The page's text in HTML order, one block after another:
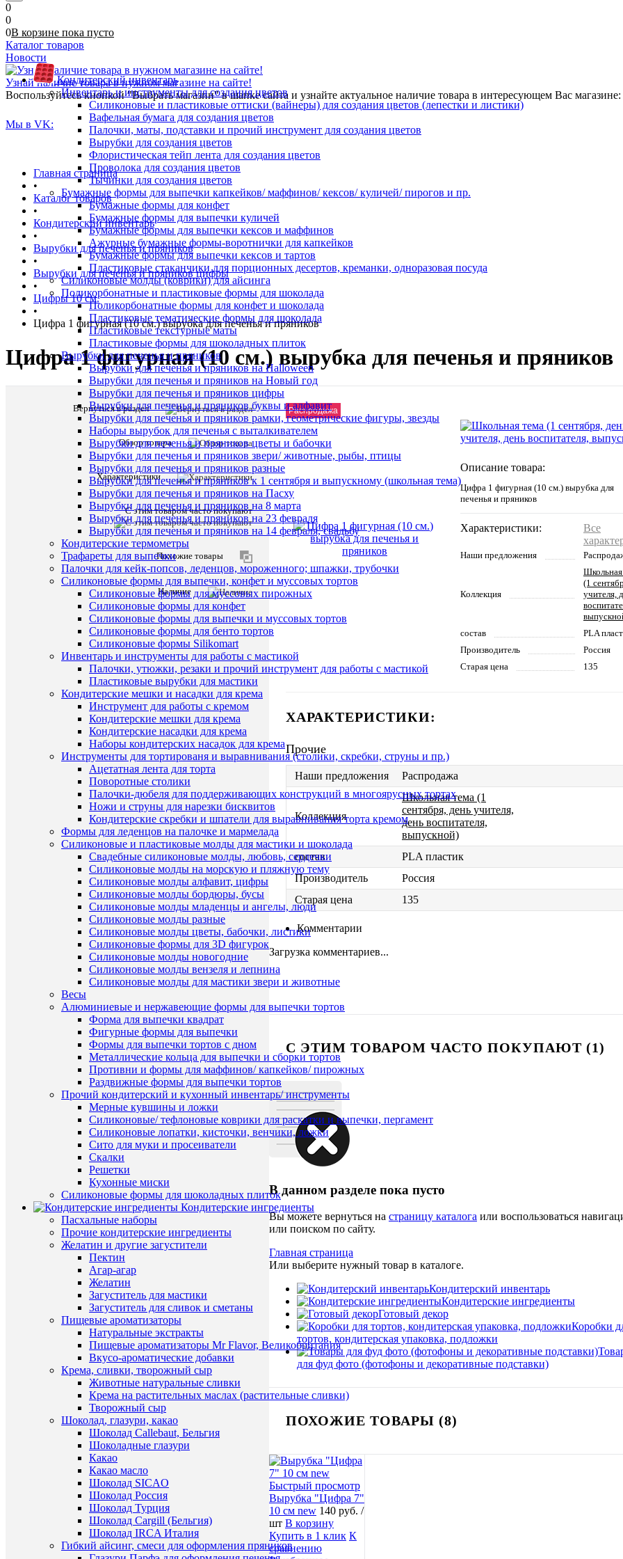
0
0
0В корзине пока пусто
Каталог товаров
Кондитерский инвентарь
Инвентарь и инструменты для создания цветов
Силиконовые и пластиковые оттиски (вайнеры) для создания цветов (лепестки и листики)
Вафельная бумага для создания цветов
Палочки, маты, подставки и прочий инструмент для создания цветов
Вырубки для создания цветов
Флористическая тейп лента для создания цветов
Проволока для создания цветов
Тычинки для создания цветов
Бумажные формы для выпечки капкейков/ маффинов/ кексов/ куличей/ пирогов и пр.
Бумажные формы для конфет
Бумажные формы для выпечки куличей
Бумажные формы для выпечки кексов и маффинов
Ажурные бумажные формы-воротнички для капкейков
Бумажные формы для выпечки кексов и тартов
Пластиковые стаканчики для порционных десертов, креманки, одноразовая посуда
Силиконовые молды (коврики) для айсинга
Поликорбонатные и пластиковые формы для шоколада
Поликорбонатные формы для конфет и шоколада
Пластиковые тематические формы для шоколада
Пластиковые текстурные маты
Пластиковые формы для шоколадных плиток
Вырубки для печенья и пряников
Вырубки для печенья и пряников на Halloween
Вырубки для печенья и пряников на Новый год
Вырубки для печенья и пряников цифры
Вырубки для печенья и пряников буквы и алфавит
Вырубки для печенья и пряников рамки, геометрические фигуры, звезды
Наборы вырубок для печенья с выталкивателем
Вырубки для печенья и пряников цветы и бабочки
Вырубки для печенья и пряников звери/ животные, рыбы, птицы
Вырубки для печенья и пряников разные
Вырубки для печенья и пряников к 1 сентября и выпускному (школьная тема)
Вырубки для печенья и пряников на Пасху
Вырубки для печенья и пряников на 8 марта
Вырубки для печенья и пряников на 23 февраля
Вырубки для печенья и пряников на 14 февраля, свадьбу
Кондитерские термометры
Трафареты для выпечки
Палочки для кейк-попсов, леденцов, мороженного; шпажки, трубочки
Силиконовые формы для выпечки, конфет и муссовых тортов
Силиконовые формы для муссовых пирожных
Силиконовые формы для конфет
Силиконовые формы для выпечки и муссовых тортов
Силиконовые формы для бенто тортов
Силиконовые формы Silikomart
Инвентарь и инструменты для работы с мастикой
Палочки, утюжки, резаки и прочий инструмент для работы с мастикой
Пластиковые вырубки для мастики
Кондитерские мешки и насадки для крема
Инструмент для работы с кремом
Кондитерские мешки для крема
Кондитерские насадки для крема
Наборы кондитерских насадок для крема
Инструменты для тортированя и выравнивания (столики, скребки, струны и пр.)
Ацетатная лента для торта
Поворотные столики
Палочки-дюбеля для поддерживающих конструкций в многоярусных тортах
Ножи и струны для нарезки бисквитов
Кондитерские скребки и шпатели для выравнивания торта кремом
Формы для леденцов на палочке и мармелада
Силиконовые и пластиковые молды для мастики и шоколада
Свадебные силиконовые молды, любовь, сердечки
Силиконовые молды на морскую и пляжную тему
Силиконовые молды алфавит, цифры
Силиконовые молды бордюры, бусы
Силиконовые молды младенцы и ангелы, люди
Силиконовые молды разные
Силиконовые молды цветы, бабочки, листики
Силиконовые формы для 3D фигурок
Силиконовые молды новогодние
Силиконовые молды вензеля и лепнина
Силиконовые молды для мастики звери и животные
Весы
Алюминиевые и нержавеющие формы для выпечки тортов
Форма для выпечки квадрат
Фигурные формы для выпечки
Формы для выпечки тортов с дном
Металлические кольца для выпечки и сборки тортов
Противни и формы для маффинов/ капкейков/ пирожных
Раздвижные формы для выпечки тортов
Прочий кондитерский и кухонный инвентарь/ инструменты
Мерные кувшины и ложки
Силиконовые/ тефлоновые коврики для раскатки и выпечки, пергамент
Силиконовые лопатки, кисточки, венчики, ложки
Сито для муки и просеиватели
Скалки
Решетки
Кухонные миски
Силиконовые формы для шоколадных плиток
Кондитерские ингредиенты
Пасхальные наборы
Прочие кондитерские ингредиенты
Желатин и другие загустители
Пектин
Агар-агар
Желатин
Загуститель для мастики
Загуститель для сливок и сметаны
Пищевые ароматизаторы
Натуральные экстракты
Пищевые ароматизаторы Mr Flavor, Великобритания
Вкусо-ароматические добавки
Крема, сливки, творожный сыр
Животные натуральные сливки
Крема на растительных маслах (растительные сливки)
Творожный сыр
Шоколад, глазури, какао
Шоколад Callebaut, Бельгия
Шоколадные глазури
Какао
Какао масло
Шоколад SICAO
Шоколад Россия
Шоколад Турция
Шоколад Cargill (Бельгия)
Шоколад IRCA Италия
Гибкий айсинг, смеси для оформления пряников
Новости
Узнай наличие товара в нужном магазине на сайте!
Воспользуйтесь кнопкой "Выбрать магазин" в шапке сайта и узнайте актуальное наличие товара в интересующем Вас
Мы в VK:
Главная страница
•
Каталог товаров
•
Кондитерский инвентарь
•
Вырубки для печенья и пряников
•
Вырубки для печенья и пряников цифры
•
Цифры 10 см.
•
Цифра 1 фигурная (10 см.) вырубка для печенья и пряников
Цифра 1 фигурная (10 см.) вырубка для печенья и пряников
Вернуться в раздел
Обзор товара
Характеристики
С этим товаром часто покупают
Похожие товары
Наличие
Распродажа
Описание товара:
Цифра 1 фигурная (10 см.) вырубка для
печенья и пряников
Характеристики:
Все
Наши предложения
Коллекция
(1
учителя,
состав
PLA
Производитель
Россия
Старая цена
135
ХАРАКТЕРИСТИКИ:
Прочие
Наши предложения Распродажа
Коллекция
Школьная тема (1
сентября, день учителя,
день воспитателя,
выпускной)
состав
PLA пластик
Производитель
Россия
Старая цена
135
Комментарии
Загрузка комментариев...
С ЭТИМ ТОВАРОМ ЧАСТО ПОКУПАЮТ (1)
В данном разделе пока пусто
Вы можете вернуться на страницу каталога или воспользоваться
или поиском по сайту.
Главная страница
Или выберите нужный товар в каталоге.
Кондитерский инвентарь
Кондитерские ингредиенты
Готовый декор
Коробки
тортов, кондитерская упаковка, подложки
для фуд фото (фотофоны и декоративные подставки)
ПОХОЖИЕ ТОВАРЫ (8)
Быстрый просмотр
Вырубка "Цифра 7"
10 см new 140 руб. /
шт В корзину
Купить в 1 клик К
сравнению